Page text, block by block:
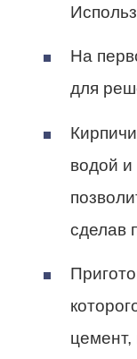
На
для
водой и
сделав
цемент,